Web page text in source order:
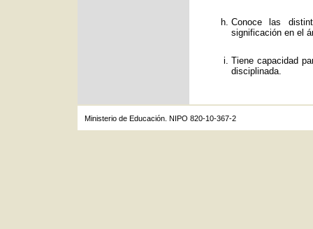
Conoce las
significación en el
Tiene capacidad
disciplinada.
Ministerio de Educación. NIPO 820-10-367-2